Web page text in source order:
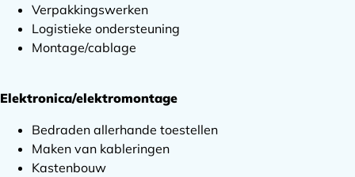
Verpakkingswerken
Logistieke ondersteuning
Montage/cablage
Elektronica/elektromontage
Bedraden allerhande toestellen
Maken van kableringen
Kastenbouw